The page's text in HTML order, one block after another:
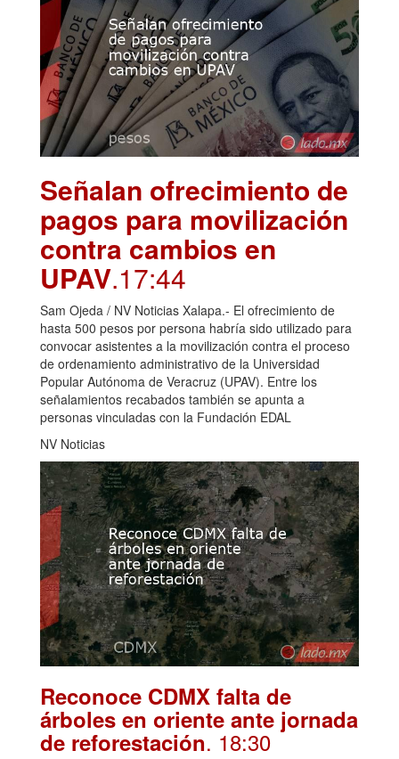
Señalan ofrecimiento de
pagos para movilización
contra cambios en
UPAV.17:44
Sam Ojeda / NV Noticias Xalapa.- El ofrecimiento de
hasta 500 pesos por persona habría sido utilizado para
convocar asistentes a la movilización contra el proceso
de ordenamiento administrativo de la Universidad
Popular Autónoma de Veracruz (UPAV). Entre los
señalamientos recabados también se apunta a
personas vinculadas con la Fundación EDAL
NV Noticias
Reconoce CDMX falta de
árboles en oriente ante jornada
de reforestación. 18:30